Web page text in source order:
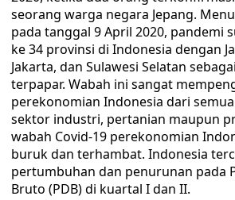
seorang warga negara Jepang.
pada tanggal 9 April 2020, pandemi
ke 34 provinsi di Indonesia dengan
Jakarta, dan Sulawesi Selatan
terpapar. Wabah ini sangat
perekonomian Indonesia dari
sektor industri, pertanian maupun
wabah Covid-19 perekonomian
buruk dan terhambat. Indonesia
pertumbuhan dan penurunan pada
Bruto (PDB) di kuartal I dan II.